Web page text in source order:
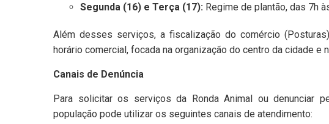
Segunda (16) e Terça (17): Regime de plantão, das 7h
Além desses serviços, a fiscalização do comércio
horário comercial, focada na organização do centro da cidade e
Canais de Denúncia
Para solicitar os serviços da Ronda Animal ou denunciar
população pode utilizar os seguintes canais de atendimento: